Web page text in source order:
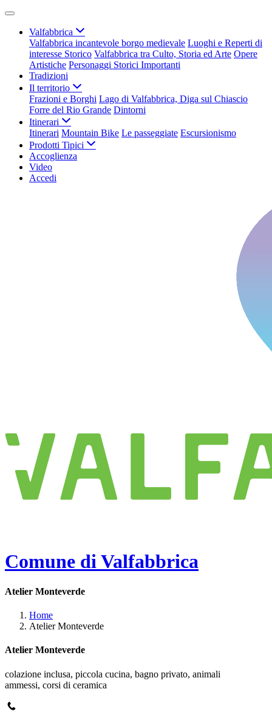
Valfabbrica
Valfabbrica incantevole borgo medievale Luoghi e Reperti di
interesse Storico Valfabbrica tra Culto, Storia ed Arte Opere
Artistiche Personaggi Storici Importanti
Tradizioni
Il territorio
Frazioni e Borghi Lago di Valfabbrica, Diga sul Chiascio
Forre del Rio Grande Dintorni
Itinerari
Itinerari Mountain Bike Le passeggiate Escursionismo
Prodotti Tipici
Accoglienza
Video
Accedi
Comune di Valfabbrica
Atelier Monteverde
Home
Atelier Monteverde
Atelier Monteverde
colazione inclusa, piccola cucina, bagno privato, animali
ammessi, corsi di ceramica